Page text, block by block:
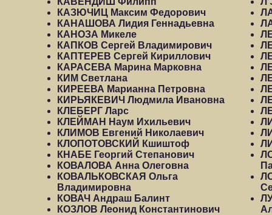
КАЗЮЧИЦ Максим Федорович
КАНАШОВА Лидия Геннадьевна
КАНОЗА Микеле
КАПКОВ Сергей Владимирович
КАПТЕРЕВ Сергей Кириллович
КАРАСЕВА Марина Марковна
КИМ Светлана
КИРЕЕВА Марианна Петровна
КИРЬЯКЕВИЧ Людмила Ивановна
КЛЕБЕРГ Ларс
КЛЕЙМАН Наум Ихильевич
КЛИМОВ Евгений Николаевич
КЛОПОТОВСКИЙ Кшиштоф
КНАБЕ Георгий Степанович
КОВАЛОВА Анна Олеговна
КОВАЛЬКОВСКАЯ Ольга
Владимировна
КОВАЧ Андраш Балинт
КОЗЛОВ Леонид Константинович